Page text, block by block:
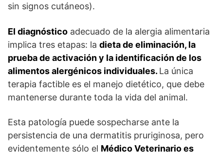
sin signos cutáneos).
El diagnóstico adecuado de la alergia alimentaria
implica tres etapas: la dieta de eliminación, la
prueba de activación y la identificación de los
alimentos alergénicos individuales. La única
terapia factible es el manejo dietético, que debe
mantenerse durante toda la vida del animal.
Esta patología puede sospecharse ante la
persistencia de una dermatitis pruriginosa, pero
evidentemente sólo el Médico Veterinario es